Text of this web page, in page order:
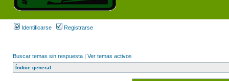
Identificarse Registrarse
Buscar temas sin respuesta | Ver temas activos
Índice general